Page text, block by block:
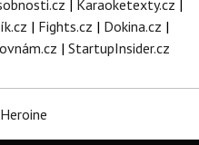
| Karaoketexty.cz |
| Fights.cz | Dokina.cz |
| StartupInsider.cz